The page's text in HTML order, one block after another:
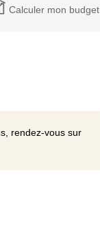
Calculer mon budget
rendez-vous sur